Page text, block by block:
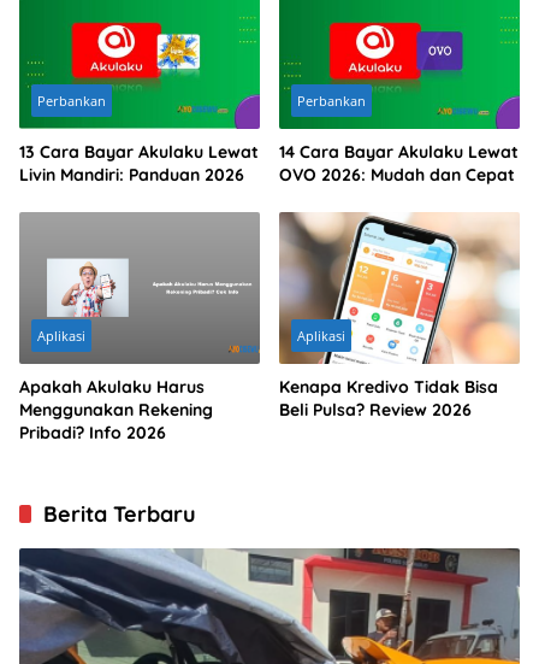
Perbankan
13 Cara Bayar Akulaku Lewat
Livin Mandiri: Panduan 2026
Perbankan
14 Cara Bayar Akulaku Lewat
OVO 2026: Mudah dan Cepat
Aplikasi
Apakah Akulaku Harus
Menggunakan Rekening
Pribadi? Info 2026
Aplikasi
Kenapa Kredivo Tidak Bisa
Beli Pulsa? Review 2026
Berita Terbaru